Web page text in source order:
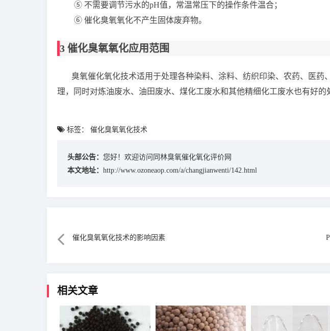
⑤ 不需要调节污水的pH值，常温常压下的操作条件温合；
⑥ 催化臭氧氧化不产生固体废弃物。
3 催化臭氧氧化应用范围
臭氧催化氧化技术适用于处理各种染料、涂料、纺织印染、农药、医药
理，同时对炼油废水、油田废水、煤化工废水和其他精细化工废水也有好的
标签： 催化臭氧氧化技术
头部公告： 您好！欢迎访问同林臭氧催化氧化评价网
本文地址： http://www.ozoneaop.com/a/changjianwenti/142.html
催化臭氧氧化技术的影响因素
相关文章